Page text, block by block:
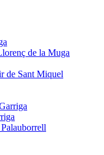
de la Muga
de Sant Miquel